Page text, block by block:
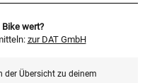
wert?
zur DAT GmbH
der Übersicht zu deinem